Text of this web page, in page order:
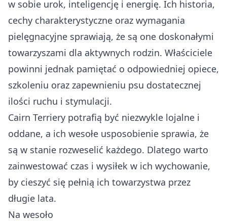
w sobie urok, inteligencję i energię. Ich historia,
cechy charakterystyczne oraz wymagania
pielęgnacyjne sprawiają, że są one doskonałymi
towarzyszami dla aktywnych rodzin. Właściciele
powinni jednak pamiętać o odpowiedniej opiece,
szkoleniu oraz zapewnieniu psu dostatecznej
ilości ruchu i stymulacji.
Cairn Terriery potrafią być niezwykle lojalne i
oddane, a ich wesołe usposobienie sprawia, że
są w stanie rozweselić każdego. Dlatego warto
zainwestować czas i wysiłek w ich wychowanie,
by cieszyć się pełnią ich towarzystwa przez
długie lata.
Na wesoło